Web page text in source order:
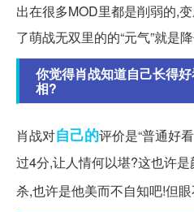
出在很多MOD里都是削弱的,
了萌战无双里的的“元气”就是
你觉得肖战知道自己长得
相?
肖战对自己的评价是“普通好
过4分,让人情何以堪?这也许
杀,也许是他美而不自知吧!但